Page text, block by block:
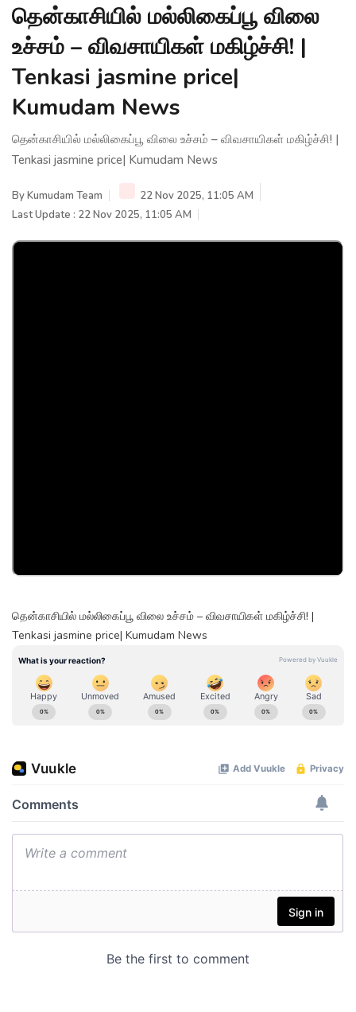
தென்காசியில் மல்லிகைப்பூ விலை
உச்சம் – விவசாயிகள் மகிழ்ச்சி! |
Tenkasi jasmine price|
Kumudam News
தென்காசியில் மல்லிகைப்பூ விலை உச்சம் – விவசாயிகள் மகிழ்ச்சி! |
Tenkasi jasmine price| Kumudam News
ByKumudam Team
22 Nov 2025, 11:05 AM
Last Update : 22 Nov 2025, 11:05 AM
தென்காசியில் மல்லிகைப்பூ விலை உச்சம் – விவசாயிகள் மகிழ்ச்சி! |
Tenkasi jasmine price| Kumudam News